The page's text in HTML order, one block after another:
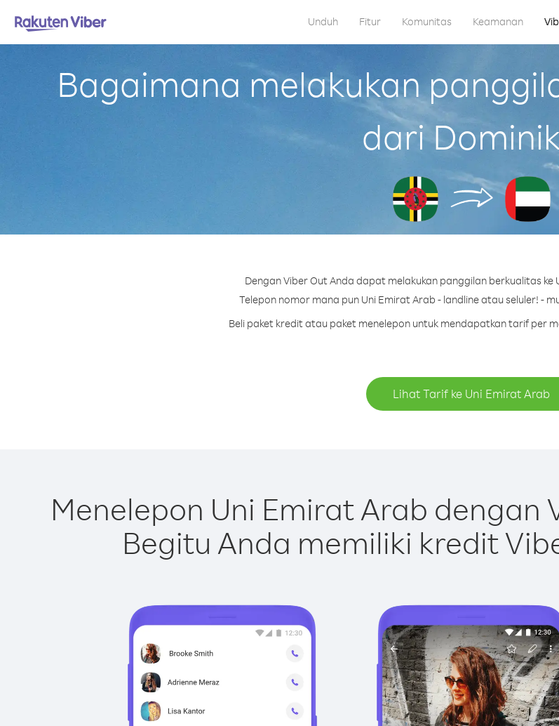
Unduh Fitur Komunitas Keamanan
Bagaimana melakukan
dari
Dengan Viber Out Anda dapat melakukan panggilan berkualitas ke
Telepon nomor mana pun Uni Emirat Arab - landline atau seluler! -
Beli paket kredit atau paket menelepon untuk mendapatkan tarif per
Lihat Tarif ke Uni Emirat Arab
Menelepon Uni Emirat Arab dengan
Begitu Anda memiliki kredit